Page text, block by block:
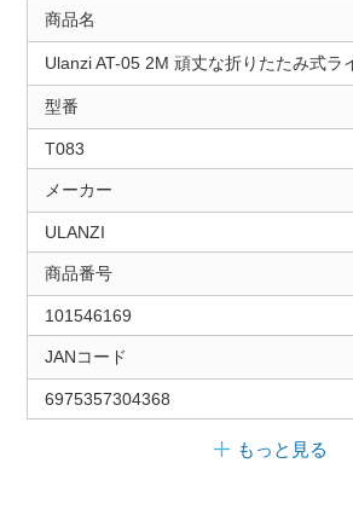
商品名
Ulanzi AT-05 2M 頑丈な折りたたみ式ラ
型番
T083
メーカー
ULANZI
商品番号
101546169
JANコード
6975357304368
もっと見る